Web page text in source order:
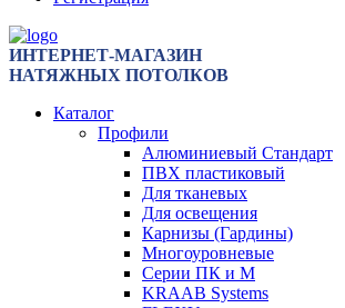
ИНТЕРНЕТ-МАГАЗИН
НАТЯЖНЫХ ПОТОЛКОВ
Каталог
Профили
Алюминиевый Стандарт
ПВХ пластиковый
Для тканевых
Для освещения
Карнизы (Гардины)
Многоуровневые
Серии ПК и М
KRAAB Systems